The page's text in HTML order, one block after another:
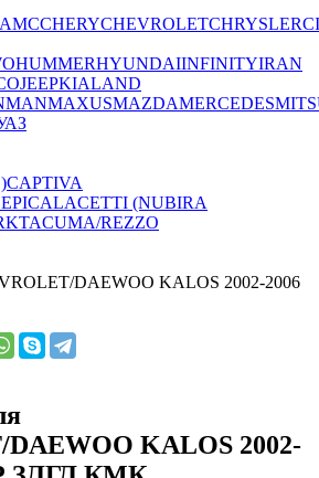
CHERYCHEVROLETCHRYSLER
HUMMERHYUNDAIINFINITYIRAN
JEEPKIALAND
MANMAXUSMAZDAMERCEDES
CAPTIVA
EPICALACETTI (NUBIRA
TACUMA/REZZO
DAEWOO KALOS 2002-2006
KALOS 2002-